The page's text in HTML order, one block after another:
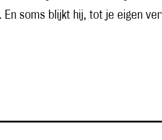
soms blijkt hij, tot je eigen